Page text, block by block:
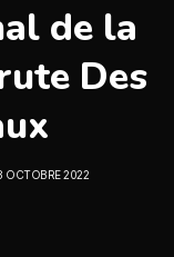
de la
Des
OCTOBRE 2022